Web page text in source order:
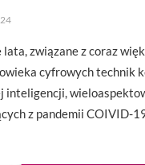
związane z coraz
cyfrowych technik
inteligencji,
z pandemii COIVID-